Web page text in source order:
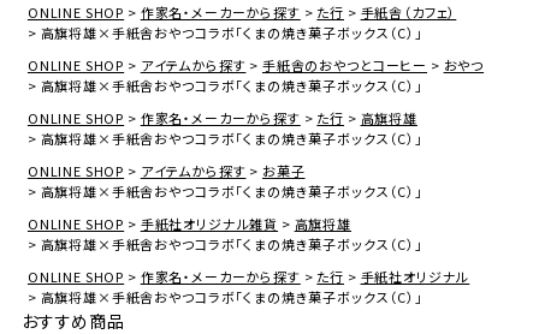
ONLINE SHOP 作家名・メーカーから探す た行
手紙舎（カフェ）
高旗将雄×手紙舎おやつコラボ「くまの焼き菓子ボックス（C）」
ONLINE SHOP
アイテムから探す 手紙舎のおやつとコーヒー
おやつ
高旗将雄×手紙舎おやつコラボ「くまの焼き菓子ボックス（C）」
ONLINE SHOP
作家名・メーカーから探す た行
高旗将雄
高旗将雄×手紙舎おやつコラボ「くまの焼き菓子ボックス（C）」
ONLINE SHOP
アイテムから探す
お菓子
高旗将雄×手紙舎おやつコラボ「くまの焼き菓子ボックス（C）」
ONLINE SHOP
手紙社オリジナル雑貨
高旗将雄
高旗将雄×手紙舎おやつコラボ「くまの焼き菓子ボックス（C）」
ONLINE SHOP
作家名・メーカーから探す た行
手紙社オリジナル
高旗将雄×手紙舎おやつコラボ「くまの焼き菓子ボックス（C）」
おすすめ商品